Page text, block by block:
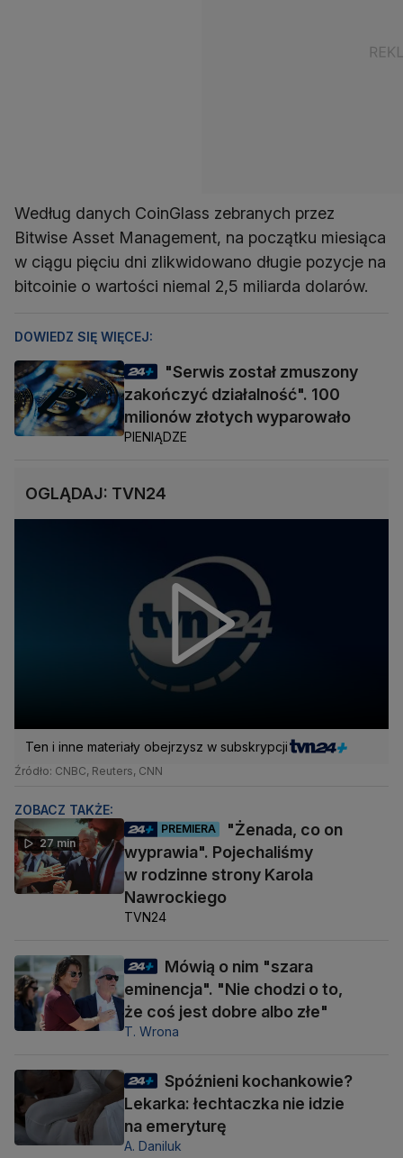
Według danych CoinGlass zebranych przez
Bitwise Asset Management, na początku miesiąca
w ciągu pięciu dni zlikwidowano długie pozycje na
bitcoinie o wartości niemal 2,5 miliarda dolarów.
DOWIEDZ SIĘ WIĘCEJ:
"Serwis został zmuszony
zakończyć działalność". 100
milionów złotych wyparowało
PIENIĄDZE
OGLĄDAJ: TVN24
Ten i inne materiały obejrzysz w subskrypcji
Źródło: CNBC, Reuters, CNN
ZOBACZ TAKŻE:
27 min
PREMIERA
"Żenada, co on
wyprawia". Pojechaliśmy
w rodzinne strony Karola
Nawrockiego
TVN24
Mówią o nim "szara
eminencja". "Nie chodzi o to,
że coś jest dobre albo złe"
T. Wrona
Spóźnieni kochankowie?
Lekarka: łechtaczka nie idzie
na emeryturę
A. Daniluk